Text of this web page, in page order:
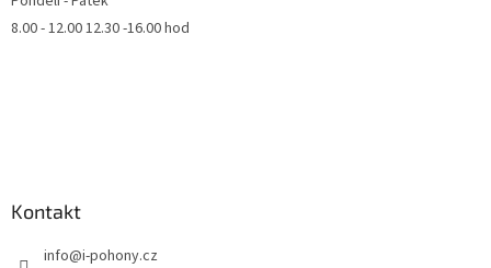
8.00 - 12.00 12.30 -16.00 hod
Kontakt
info@i-pohony.cz